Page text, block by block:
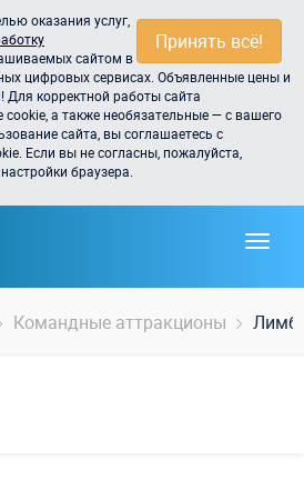
Принять всё!
оказания услуг,
сайтом в
цифровых сервисах. Объявленные цены и
Для корректной работы сайта
а также необязательные — с вашего
сайта, вы соглашаетесь с
Если вы не согласны, пожалуйста,
браузера.
Командные аттракционы